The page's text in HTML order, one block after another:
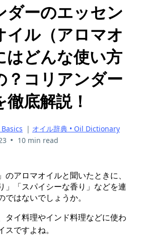
ダーのエッセン
イル（アロマオ
はどんな使い方
？コリアンダー
底解説！
| オイル辞典 • Oil Dictionary
• 10 min read
のアロマオイルと聞いたときに、
」「スパイシーな香り」などを連
はないでしょうか。
タイ料理やインド料理などに使わ
ですよね。